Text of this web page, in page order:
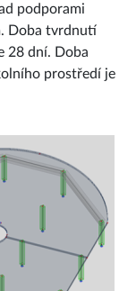
podporami
Doba tvrdnutí
28 dní. Doba
prostředí je